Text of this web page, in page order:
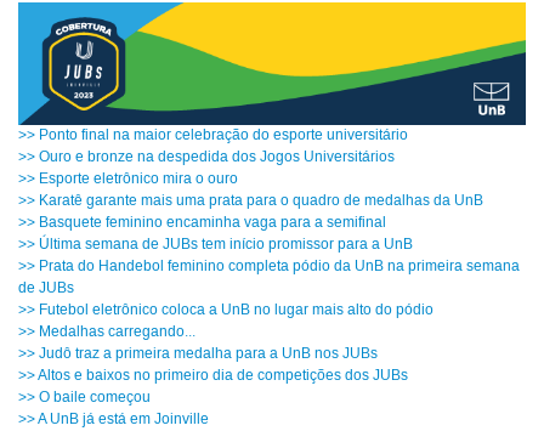
>> Ponto final na maior celebração do esporte universitário
>> Ouro e bronze na despedida dos Jogos Universitários
>> Esporte eletrônico mira o ouro
>> Karatê garante mais uma prata para o quadro de medalhas da UnB
>> Basquete feminino encaminha vaga para a semifinal
>> Última semana de JUBs tem início promissor para a UnB
>> Prata do Handebol feminino completa pódio da UnB na primeira semana
de JUBs
>> Futebol eletrônico coloca a UnB no lugar mais alto do pódio
>> Medalhas carregando...
>> Judô traz a primeira medalha para a UnB nos JUBs
>> Altos e baixos no primeiro dia de competições dos JUBs
>> O baile começou
>> A UnB já está em Joinville